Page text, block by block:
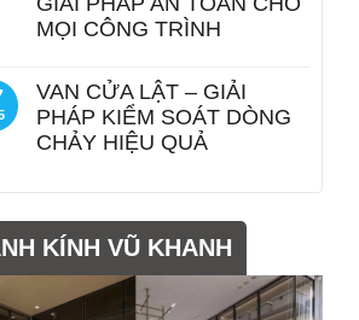
MỌI CÔNG TRÌNH
VAN CỬA LẬT – GIẢI
PHÁP KIỂM SOÁT DÒNG
CHẢY HIỆU QUẢ
KÍNH VŨ KHANH